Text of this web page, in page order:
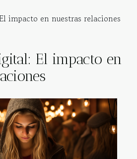
impacto en nuestras relaciones
El impacto en